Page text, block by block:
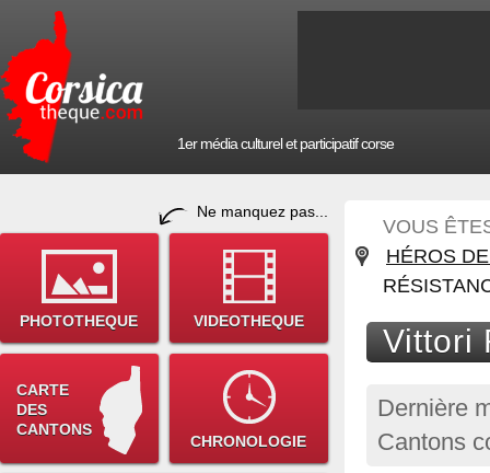
1er média culturel et participatif corse
Ne manquez pas...
PHOTOTHEQUE VIDEOTHEQUE
CARTE
DES
CANTONS
CHRONOLOGIE
VOUS
HÉROS
Vittori
Dernière
Cantons